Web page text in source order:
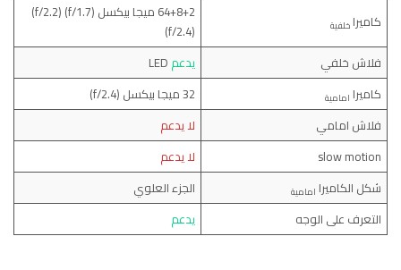
كاميراخلفية
64+8+2 ميجا بيكسل (f/1.7) (f/2.2)
(f/2.4)
فلاش خلفي
يدعم
كاميرا امامية
32 ميجا بيكسل (f/2.4)
فلاش امامي
لا يدعم
slow motion
لا يدعم
شكل الكاميرا امامية
الجزء العلوي
التعرف على الوجه
يدعم